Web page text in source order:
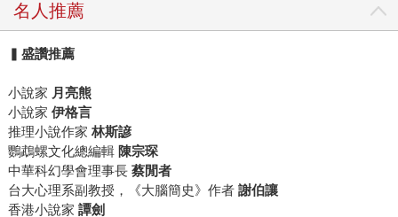
名人推薦
▍ 盛讚推薦
小說家 月亮熊
小說家 伊格言
推理小說作家 林斯諺
鸚鵡螺文化總編輯 陳宗琛
中華科幻學會理事長 蔡閒者
台大心理系副教授，《大腦簡史》作者 謝伯讓
香港小說家 譚劍